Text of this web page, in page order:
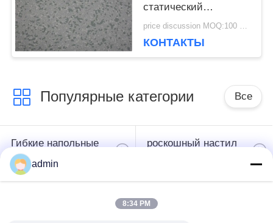
статический
диссипативный пол
комнаты
price discussion MOQ:100 кв.м.
КОНТАКТЫ
Популярные категории Все
Гибкие напольные
покрытия из ПВХ
роскошный настил
ПВХ-полы больниц
admin
8:34 PM